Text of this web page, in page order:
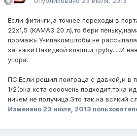
Если фитинги,а точнее переходы в
22х1,5 (КАМАЗ 20 л),то бери
промажь Унипакомштобы не
затяжки.Накидной клюш,и трубу.....И
упора.
ПС:Если решил поиграца с давкой,и в
1/2(она кста оооочень подходит,тока
ничем не получица.Это так,на всякий
Изменено 23 июля, 2013